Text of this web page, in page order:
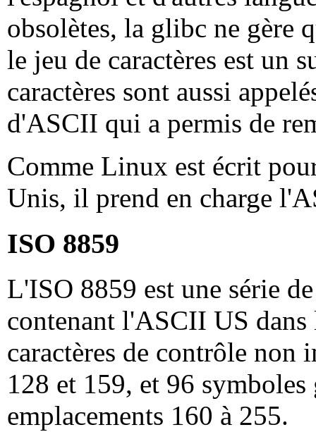
obsolètes, la glibc ne gère
le jeu de caractères est un
caractères sont aussi
d'ASCII qui a permis de
Comme Linux est écrit
Unis, il prend en charge
ISO 8859
L'ISO 8859 est une série
contenant l'ASCII US
caractères de contrôle non
128 et 159, et 96
emplacements 160 à 255.